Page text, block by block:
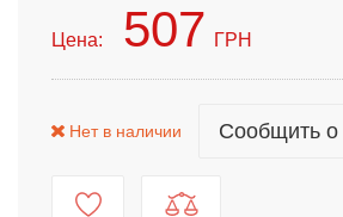
Цена: 507 ГРН
Нет в наличии Сообщить о